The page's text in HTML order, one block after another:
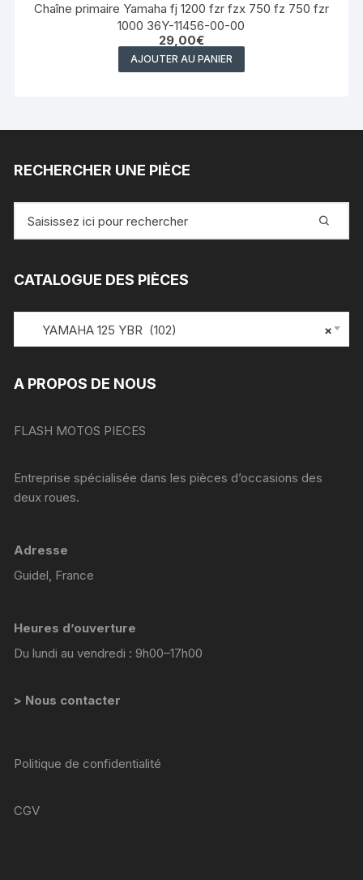
Chaîne primaire Yamaha fj 1200 fzr fzx 750 fz 750 fzr
1000 36Y-11456-00-00
29,00€
AJOUTER AU PANIER
RECHERCHER UNE PIÈCE
pour
CATALOGUE DES PIÈCES
×
YAMAHA 125 YBR (102)
A PROPOS DE NOUS
FLASH MOTOS PIECES
Entreprise spécialisée dans les pièces d’occasions des
deux roues.
Adresse
Guidel, France
Heures d’ouverture
Du lundi au vendredi : 9h00–17h00
> Nous contacter
Politique de confidentialité
CGV